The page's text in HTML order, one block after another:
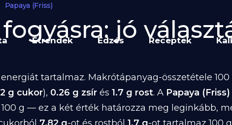
Étrendek Edzés Receptek
Papaya (Friss)
jó
energiát tartalmaz. Makrótápanyag-összetétele 100
g cukor), 0.26 g zsír és 1.7 g rost. A Papaya (Friss)
100 g — ez a két érték határozza meg leginkább,